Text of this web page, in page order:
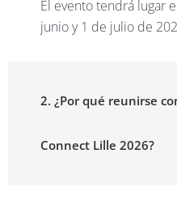
El evento tendrá lugar
junio y 1 de julio de
2. ¿Por qué reunirse
Connect Lille 2026?